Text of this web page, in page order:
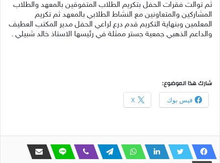
ثم توالت فقرات الحفل بتكريم الطلاب المتفوقين بالمعهد والطلاب
المشاركين والمتعاونين مع النشاط الطلابي بالمعهد ثم تكريم
المعلمين وبنهاية التكريم قدم درع لراعي الحفل مدير المكتب العطيف
والداعم الذهبي جمعية جستر ممثلة في رئيسها الاستاذ خالد شبيلي .
شارك هذا الموضوع:
فيس بوك X